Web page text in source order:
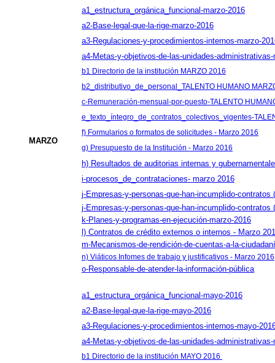
MARZO
a1_estructura_orgánica_funcional-marzo-2016
a2-Base-legal-que-la-rige-marzo-2016
a3-Regulaciones-y-procedimientos-internos-marzo-
a4-Metas-y-objetivos-de-las-unidades-administrativas-
b1 Directorio de la institución MARZO 2016
b2_distributivo_de_personal_TALENTO HUMANO
c-Remuneración-mensual-por-puesto-TALENTO
e_texto_íntegro_de_contratos_colectivos_vigentes-
f) Formularios o formatos de solicitudes - Marzo 2016
g) Presupuesto de la Institución - Marzo 2016
h) Resultados de auditorias internas y
i-procesos_de_contrataciones- marzo 2016
j-Empresas-y-personas-que-han-incumplido-contratos
j-Empresas-y-personas-que-han-incumplido-
k-Planes-y-programas-en-ejecución-marzo-2016
l) Contratos de crédito externos o internos - Marzo
m-Mecanismos-de-rendición-de-cuentas-a-la-
n) Viáticos Infomes de trabajo y justificativos - Marzo 2016
o-Responsable-de-atender-la-información-pública
a1_estructura_orgánica_funcional-mayo-2016
a2-Base-legal-que-la-rige-mayo-2016
a3-Regulaciones-y-procedimientos-internos-mayo-
a4-Metas-y-objetivos-de-las-unidades-administrativas-
b1 Directorio de la institución MAYO 2016